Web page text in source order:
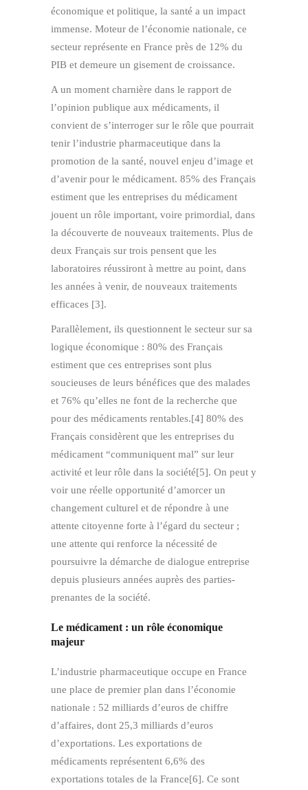
économique et politique, la santé a un impact
immense. Moteur de l’économie nationale, ce
secteur représente en France près de 12% du
PIB et demeure un gisement de croissance.
A un moment charnière dans le rapport de
l’opinion publique aux médicaments, il
convient de s’interroger sur le rôle que pourrait
tenir l’industrie pharmaceutique dans la
promotion de la santé, nouvel enjeu d’image et
d’avenir pour le médicament. 85% des Français
estiment que les entreprises du médicament
jouent un rôle important, voire primordial, dans
la découverte de nouveaux traitements. Plus de
deux Français sur trois pensent que les
laboratoires réussiront à mettre au point, dans
les années à venir, de nouveaux traitements
efficaces [3].
Parallèlement, ils questionnent le secteur sur sa
logique économique : 80% des Français
estiment que ces entreprises sont plus
soucieuses de leurs bénéfices que des malades
et 76% qu’elles ne font de la recherche que
pour des médicaments rentables.[4] 80% des
Français considèrent que les entreprises du
médicament “communiquent mal” sur leur
activité et leur rôle dans la société[5]. On peut y
voir une réelle opportunité d’amorcer un
changement culturel et de répondre à une
attente citoyenne forte à l’égard du secteur ;
une attente qui renforce la nécessité de
poursuivre la démarche de dialogue entreprise
depuis plusieurs années auprès des parties-
prenantes de la société.
Le médicament : un rôle économique
majeur
L’industrie pharmaceutique occupe en France
une place de premier plan dans l’économie
nationale : 52 milliards d’euros de chiffre
d’affaires, dont 25,3 milliards d’euros
d’exportations. Les exportations de
médicaments représentent 6,6% des
exportations totales de la France[6]. Ce sont